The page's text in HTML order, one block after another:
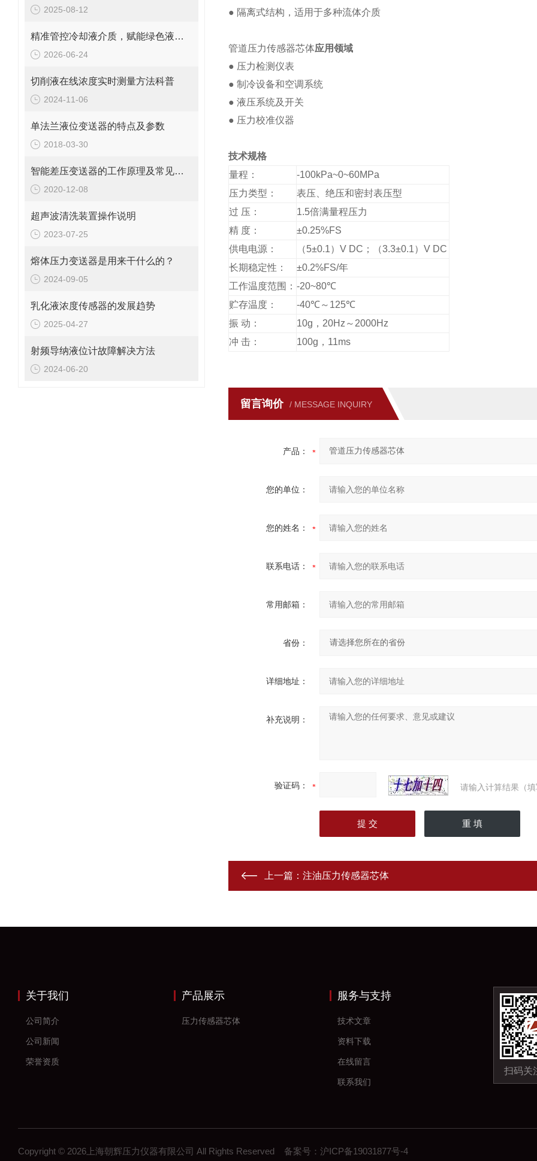
2025-08-12
精准管控冷却液介质，赋能绿色液冷落地 CZ-D液冷设备浓度变送器
2026-06-24
切削液在线浓度实时测量方法科普
2024-11-06
单法兰液位变送器的特点及参数
2018-03-30
智能差压变送器的工作原理及常见故障处理
2020-12-08
超声波清洗装置操作说明
2023-07-25
熔体压力变送器是用来干什么的？
2024-09-05
乳化液浓度传感器的发展趋势
2025-04-27
射频导纳液位计故障解决方法
2024-06-20
● 隔离式结构，适用于多种流体介质
管道压力传感器芯体应用领域
● 压力检测仪表
● 制冷设备和空调系统
● 液压系统及开关
● 压力校准仪器
技术规格
量程：
-100kPa~0~60MPa
压力类型：
表压、绝压和密封表压型
过 压： 1.5倍满量程压力
精 度： ±0.25%FS
供电电源：
（5±0.1） V DC ；（3.3±0.1） V DC
长期稳定性：
±0.2%FS/年
工作温度范围： -20~80℃
贮存温度：
-40℃～ 125℃
振 动： 10g ， 20Hz ～ 2000Hz
冲 击： 100g ， 11ms
留言询价 / MESSAGE INQUIRY
产品：
您的单位：
您的姓名：
联系电话：
常用邮箱：
省份：
详细地址：
补充说明：
验证码： 请输入计算结果（
上一篇： 注油压力传感器芯体
关于我们
公司简介
公司新闻
荣誉资质
产品展示
压力传感器芯体
服务与支持
技术文章
资料下载
在线留言
联系我们
扫码关
Copyright © 2026上海朝辉压力仪器有限公司 All Rights Reserved 备案号： 沪ICP备19031877号-4